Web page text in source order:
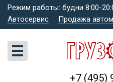
Режим работы: будни 8:00-
Автосервис
Продажа
+7 (495)